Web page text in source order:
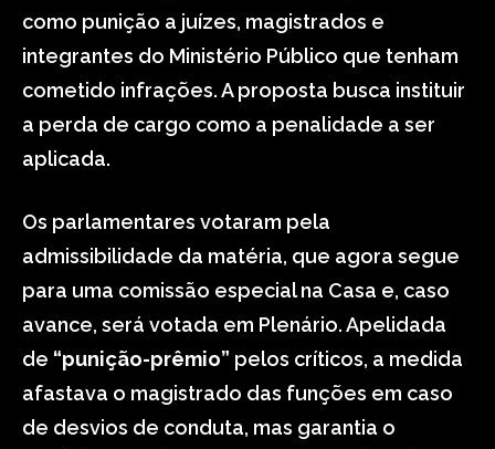
como punição a juízes, magistrados e
integrantes do Ministério Público que tenham
cometido infrações. A proposta busca instituir
a perda de cargo como a penalidade a ser
aplicada.
Os parlamentares votaram pela
admissibilidade da matéria, que agora segue
para uma comissão especial na Casa e, caso
avance, será votada em Plenário. Apelidada
de “punição-prêmio” pelos críticos, a medida
afastava o magistrado das funções em caso
de desvios de conduta, mas garantia o